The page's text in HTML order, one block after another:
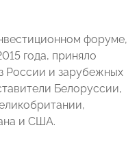
форуме,
года, приняло
России и зарубежных
Белоруссии,
и США.